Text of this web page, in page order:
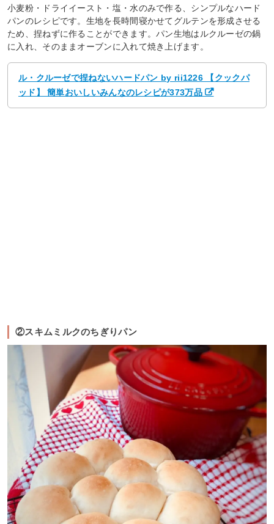
小麦粉・ドライイースト・塩・水のみで作る、シンプルなハード
パンのレシピです。生地を長時間寝かせてグルテンを形成させる
ため、捏ねずに作ることができます。パン生地はルクルーゼの鍋
に入れ、そのままオーブンに入れて焼き上げます。
ル・クルーゼで捏ねないハードパン by rii1226 【クックパ
ッド】 簡単おいしいみんなのレシピが373万品
②スキムミルクのちぎりパン